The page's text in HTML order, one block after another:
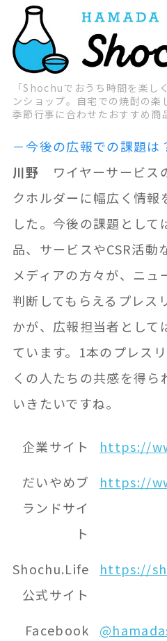
「Shochuでおうち時間を楽し
ンショップ。自宅での焼酎の
季節行事に合わせたおすすめ商
－今後の広報での課題は
川野 ワイヤーサービス
クホルダーに幅広く情報
した。今後の課題として
品、サービスやCSR活動
メディアの方々が、ニュ
判断してもらえるプレス
かが、広報担当者として
ています。1本のプレス
くの人たちの共感を得ら
いきたいですね。
企業サイト
https://
だいやめブ
ランドサイ
ト
https://
Shochu.Life
公式サイト
https://
Facebook